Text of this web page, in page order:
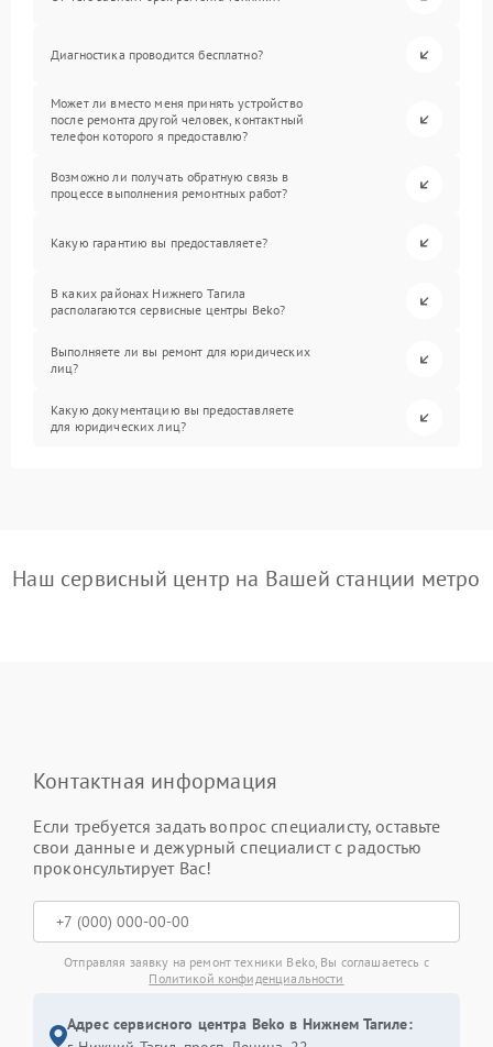
Диагностика проводится бесплатно?
Может ли вместо меня принять устройство
после ремонта другой человек, контактный
телефон которого я предоставлю?
Возможно ли получать обратную связь в
процессе выполнения ремонтных работ?
Какую гарантию вы предоставляете?
В каких районах Нижнего Тагила
располагаются сервисные центры Beko?
Выполняете ли вы ремонт для юридических
лиц?
Какую документацию вы предоставляете
для юридических лиц?
Наш сервисный центр на Вашей станции метро
Контактная информация
Если требуется задать вопрос специалисту, оставьте
свои данные и дежурный специалист с радостью
проконсультирует Вас!
Отправляя заявку на ремонт техники Beko, Вы соглашаетесь с
Политикой конфиденциальности
Адрес сервисного центра Beko в Нижнем Тагиле: